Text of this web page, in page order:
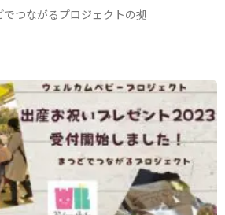
でつながるプロジェクトの拠